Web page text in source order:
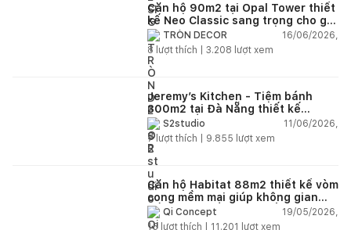
Căn hộ 90m2 tại Opal Tower thiết
kế Neo Classic sang trọng cho gia
đình trẻ
TRÒN DECOR
16/06/2026,
8 lượt thích | 3.208 lượt xem
Jeremy’s Kitchen - Tiệm bánh
300m2 tại Đà Nẵng thiết kế
phong cách công nghiệp hiện đại
ngập tràn ánh sáng tự nhiên
S2studio
11/06/2026,
7lượt thích | 9.855 lượt xem
Căn hộ Habitat 88m2 thiết kế vòm
cong mềm mại giúp không gian
sống hiện đại trở nên ấm áp hơn
Qi Concept
19/05/2026,
15 lượt thích | 11.201 lượt xem